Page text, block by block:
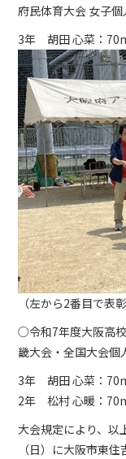
府民体育大会 女子個
3年 胡田 心菜：
（左から2番目で表
○令和7年度大阪高
畿大会・全国大会個
3年 胡田 心菜：
2年 松村 心暖：
大会規定により、以
（日）に大阪市東